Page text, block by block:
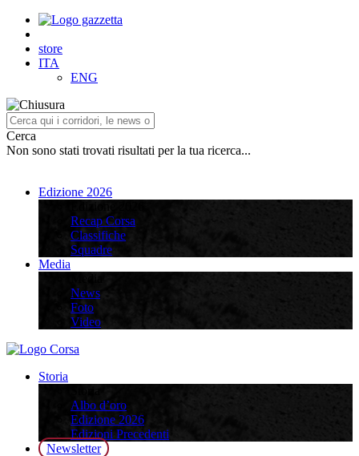
store
ITA
ENG
Cerca
Non sono stati trovati risultati per la tua ricerca...
Edizione 2026
Recap Corsa
Classifiche
Squadre
Media
News
Foto
Video
Storia
Albo d’oro
Edizione 2026
Edizioni Precedenti
Newsletter